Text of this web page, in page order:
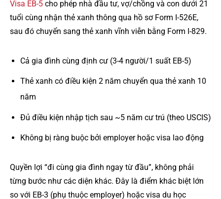
Visa EB-5 cho phép nhà đầu tư, vợ/chồng và con dưới 21
tuổi cùng nhận thẻ xanh thông qua hồ sơ Form I-526E,
sau đó chuyển sang thẻ xanh vĩnh viễn bằng Form I-829.
Cả gia đình cùng định cư (3-4 người/1 suất EB-5)
Thẻ xanh có điều kiện 2 năm chuyển qua thẻ xanh 10
năm
Đủ điều kiện nhập tịch sau ~5 năm cư trú (theo USCIS)
Không bị ràng buộc bởi employer hoặc visa lao động
Quyền lợi “đi cùng gia đình ngay từ đầu”, không phải
từng bước như các diện khác. Đây là điểm khác biệt lớn
so với EB-3 (phụ thuộc employer) hoặc visa du học